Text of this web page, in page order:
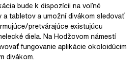
bude k dispozícii na voľné
tabletov a umožní divákom sledovať
pretvárajúce existujúcu
diela. Na Hodžovom námestí
fungovanie aplikácie okoloidúcim
divákom.